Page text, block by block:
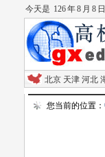
今天是 126 年 8 月 8
北京 天津 河北
您当前的位置：